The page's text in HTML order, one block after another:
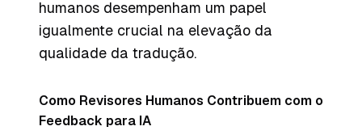
humanos desempenham um papel
igualmente crucial na elevação da
qualidade da tradução.
Como Revisores Humanos Contribuem com o
Feedback para IA